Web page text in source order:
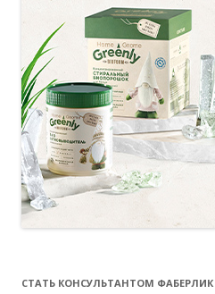
СТАТЬ КОНСУЛЬТАНТОМ ФАБЕРЛИК